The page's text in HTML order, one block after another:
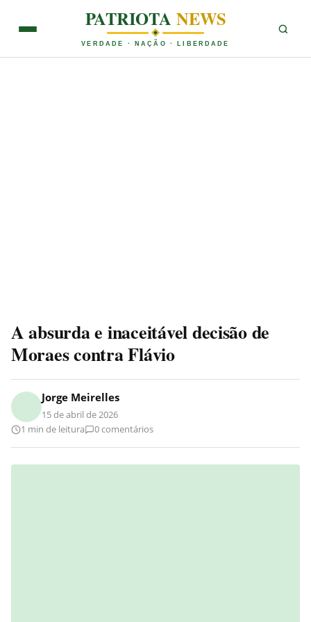
PATRIOTANEWS
VERDADE · NAÇÃO · LIBERDADE
A absurda e inaceitável decisão de
Moraes contra Flávio
Jorge Meirelles
15 de abril de 2026
1 min de leitura
0 comentários